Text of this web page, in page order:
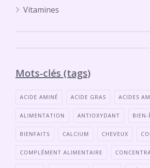
Vitamines
Mots-clés (tags)
ACIDE AMINÉ ACIDE GRAS ACIDES
ALIMENTATION ANTIOXYDANT BIEN-
BIENFAITS CALCIUM CHEVEUX
COMPLÉMENT ALIMENTAIRE